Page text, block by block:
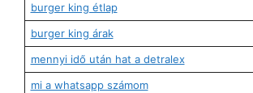
burger king étlap
burger king árak
mennyi idő után hat a detralex
mi a whatsapp számom